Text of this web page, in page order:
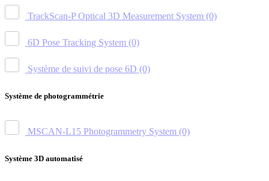
TrackScan-P Optical 3D Measurement System (0)
6D Pose Tracking System (0)
Système de suivi de pose 6D (0)
Système de photogrammétrie
MSCAN-L15 Photogrammetry System (0)
Système 3D automatisé